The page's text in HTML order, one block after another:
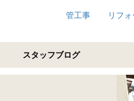
管工事 リフォ
スタッフブログ